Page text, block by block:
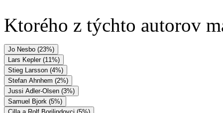
Ktorého z týchto autorov
Jo Nesbo (23%)
Lars Kepler (11%)
Stieg Larsson (4%)
Stefan Ahnhem (2%)
Jussi Adler-Olsen (3%)
Samuel Bjork (5%)